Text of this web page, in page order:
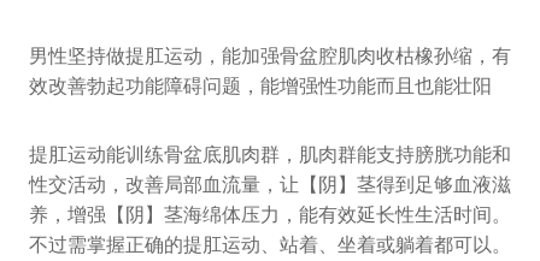
男性坚持做提肛运动，能加强骨盆腔肌肉收枯橡孙缩，有
效改善勃起功能障碍问题，能增强性功能而且也能壮阳
提肛运动能训练骨盆底肌肉群，肌肉群能支持膀胱功能和
性交活动，改善局部血流量，让【阴】茎得到足够血液滋
养，增强【阴】茎海绵体压力，能有效延长性生活时间。
不过需掌握正确的提肛运动、站着、坐着或躺着都可以。